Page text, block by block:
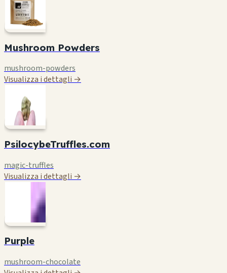
Mushroom Powders
mushroom-powders
Visualizza i dettagli →
PsilocybeTruffles.com
magic-truffles
Visualizza i dettagli →
Purple
mushroom-chocolate